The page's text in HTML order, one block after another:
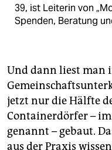
39, ist Leiterin von
Spenden, Beratung
Und dann liest man
jetzt nur die Hälfte
Containerdörfer – im
genannt – gebaut.
aus der Praxis